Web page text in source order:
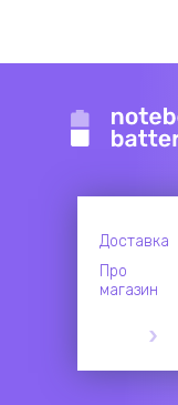
Доставка
Про
магазин